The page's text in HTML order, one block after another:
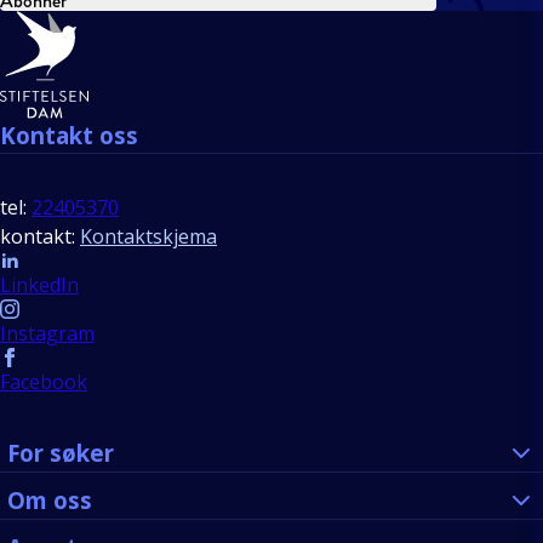
Bunntekst
Kontakt oss
tel: 22405370
kontakt: Kontaktskjema
Follow us
LinkedIn
Instagram
Facebook
For søker
Om oss